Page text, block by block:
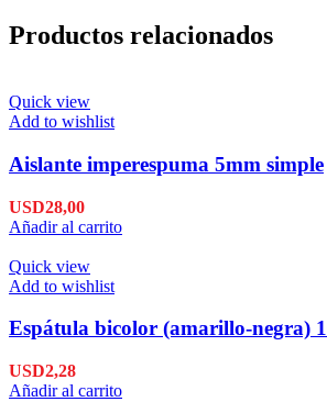
Productos relacionados
Quick view
Add to wishlist
Aislante imperespuma 5mm simple
USD28,00
Añadir al carrito
Quick view
Add to wishlist
Espátula bicolor (amarillo-negra)
USD2,28
Añadir al carrito